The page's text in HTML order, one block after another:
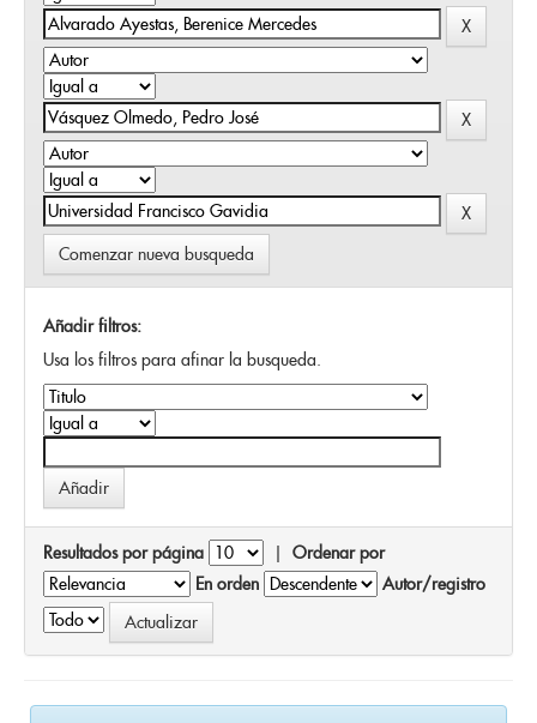
Comenzar nueva busqueda
Añadir filtros:
Usa los filtros para afinar la busqueda.
Resultados por página | Ordenar por
En orden
Autor/registro